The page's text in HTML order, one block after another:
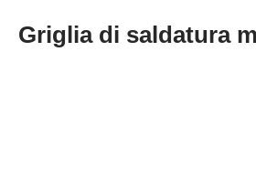
Griglia di saldatura